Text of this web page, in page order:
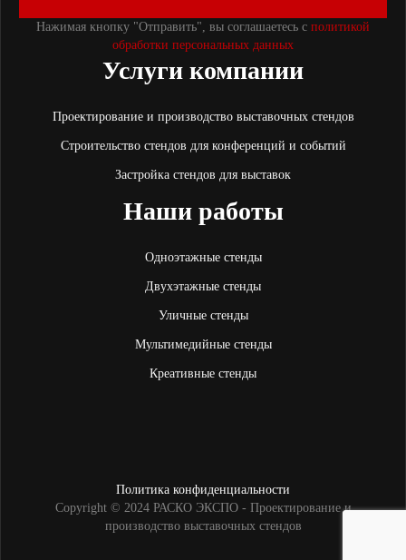
Услуги компании
Проектирование и производство выставочных стендов
Строительство стендов для конференций и событий
Застройка стендов для выставок
Наши работы
Одноэтажные стенды
Двухэтажные стенды
Уличные стенды
Мультимедийные стенды
Креативные стенды
Нажимая кнопку "Отправить", вы соглашаетесь с политикой
обработки персональных данных
Copyright © 2024 РАСКО ЭКСПО - Проектирование и
производство выставочных стендов
Политика конфиденциальности